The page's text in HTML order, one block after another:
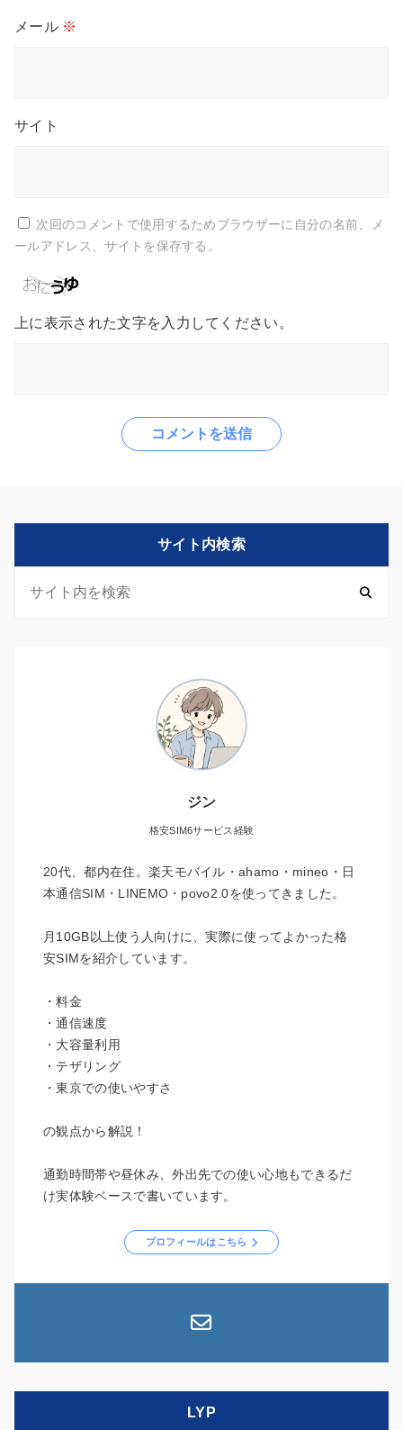
メール ※
サイト
次回のコメントで使用するためブラウザーに自分の名前、メ
ールアドレス、サイトを保存する。
上に表示された文字を入力してください。
サイト内検索
ジン
格安SIM6サービス経験
20代、都内在住。楽天モバイル・ahamo・mineo・日
本通信SIM・LINEMO・povo2.0を使ってきました。
月10GB以上使う人向けに、実際に使ってよかった格
安SIMを紹介しています。
・料金
・通信速度
・大容量利用
・テザリング
・東京での使いやすさ
の観点から解説！
通勤時間帯や昼休み、外出先での使い心地もできるだ
け実体験ベースで書いています。
プロフィールはこちら
LYP